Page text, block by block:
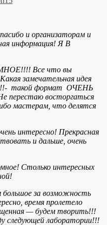
и организаторам и
информация! Я В
Все что вы
замечательная идея
такой формат ОЧЕНЬ
перестаю восторгаться
мастерам, что делятся
интересно! Прекрасная
и дальше, очень
Столько интересных
большое за возможность
время пролетело
— будем творить!!!
следующей лаборатории!!!